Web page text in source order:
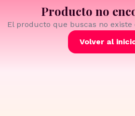
Producto no
El producto que buscas no existe
Volver al